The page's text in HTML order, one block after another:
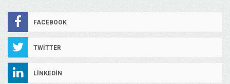
FACEBOOK
TWITTER
LINKEDIN